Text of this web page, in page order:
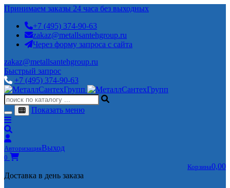
Принимаем заказы 24 часа без выходных
+7 (495) 374-90-63
zakaz@metallsantehgroup.ru
Через форму запроса с сайта
zakaz@metallsantehgroup.ru
Быстрый запрос
+7 (495) 374-90-63
Показать меню
АвторизацияВыход
0
Корзина0,00
Доставка в день заказа